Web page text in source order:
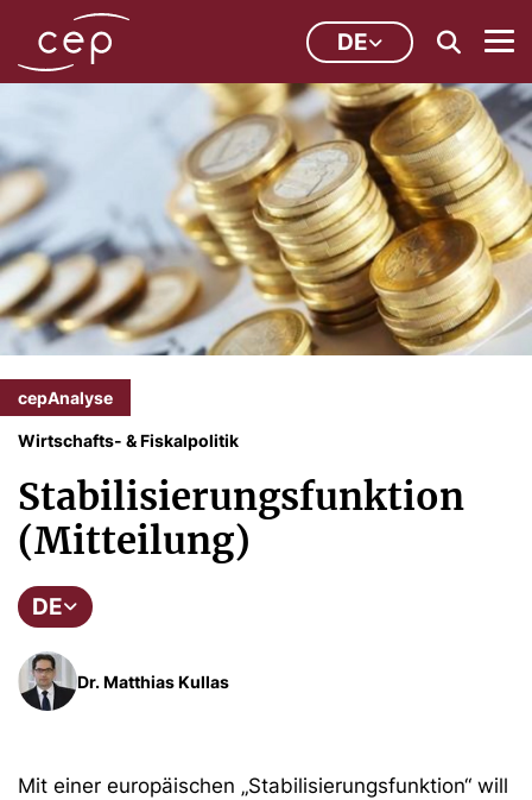
DE
cepAnalyse
Wirtschafts- & Fiskalpolitik
Stabilisierungsfunktion
(Mitteilung)
DE
Dr. Matthias Kullas
Mit einer europäischen „Stabilisierungsfunktion“ will